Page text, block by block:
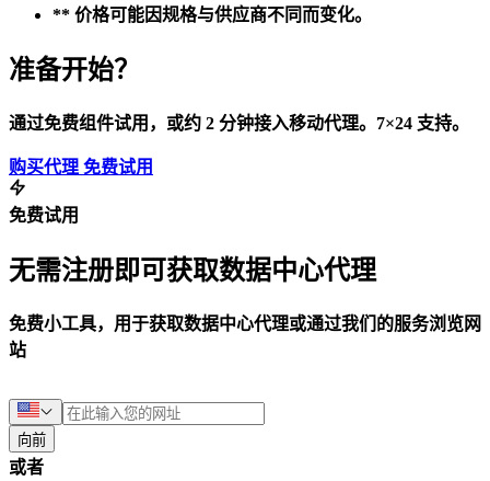
** 价格可能因规格与供应商不同而变化。
准备开始？
通过免费组件试用，或约 2 分钟接入移动代理。7×24 支持。
购买代理 免费试用
免费试用
无需注册即可获取数据中心代理
免费小工具，用于获取数据中心代理或通过我们的服务浏览网
站
向前
或者